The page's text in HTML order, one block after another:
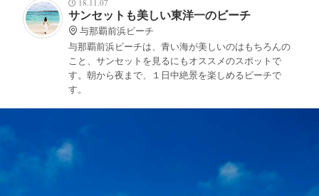
18.11.07
サンセットも美しい東洋一のビーチ
与那覇前浜ビーチ
与那覇前浜ビーチは、青い海が美しいのはもちろんの
こと、サンセットを見るにもオススメのスポットで
す。朝から夜まで、１日中絶景を楽しめるビーチで
す。